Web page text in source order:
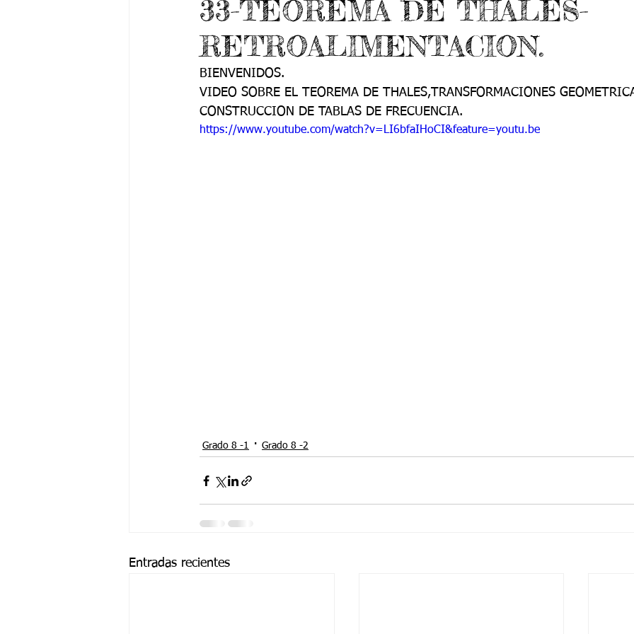
Grado 6 -2 Grado 7 -1 Grado 7 -2 Grado 8 -1 Grado 8 -2
PSICOLOGÍA INSTITUCIONAL Deportes
33-TEOREMA DE THALES-
RETROALIMENTACION.
BIENVENIDOS.
VIDEO SOBRE EL TEOREMA DE THALES,TRANSFORMACIONES
CONSTRUCCION DE TABLAS DE FRECUENCIA.
https://www.youtube.com/watch?v=LI6bfaIHoCI&feature=youtu.be
Grado 8 -1 Grado 8 -2
Entradas recientes